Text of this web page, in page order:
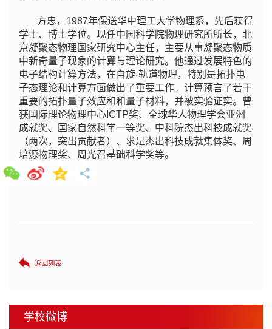
方忠，1987年保送华中理工大学物理系，先后获得
学士、博士学位。现任中国科学院物理研究所所长，北
京凝聚态物理国家研究中心主任，主要从事凝聚态物质
中新奇量子现象的计算与理论研究。他通过发展特色的
电子结构计算方法，在自旋-轨道物理，特别是拓扑电
子态理论和计算方面做出了重要工作。计算预言了若干
重要的拓扑量子效应和和量子材料，并被实验证实。曾
获国际理论物理中心ICTP奖、全球华人物理学会亚洲
成就奖、国家自然科学一等奖、中科院杰出科技成就奖
（两次，突出贡献者）、求是杰出科技成就集体奖、周
培源物理奖、周光召基础科学奖等。
返回列表
学校微博